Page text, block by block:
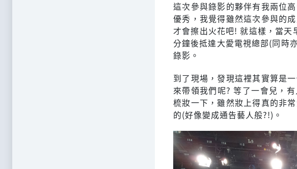
這次參與錄影的夥伴有我兩位
優秀，我覺得雖然這次參與的
才會擦出火花吧! 就這樣，當
分鐘後抵達大愛電視總部(同時
錄影。
到了現場，發現這裡其實算是
來帶領我們呢? 等了一會兒，
梳妝一下，雖然妝上得真的非
的(好像變成通告藝人般?!)。